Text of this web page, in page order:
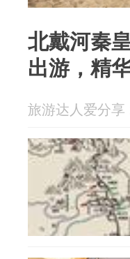
北戴河秦
出游，精
旅游达人爱分享